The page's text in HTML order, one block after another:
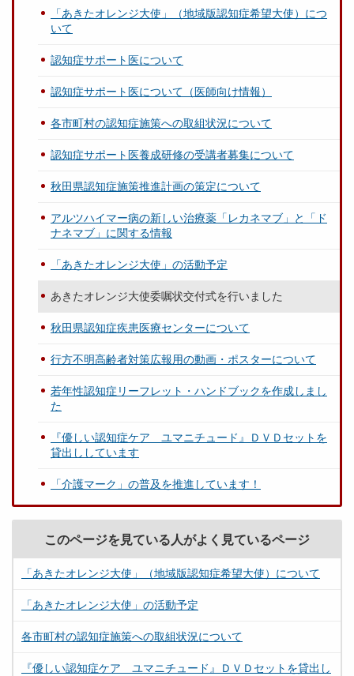
「あきたオレンジ大使」（地域版認知症希望大使）につ
いて
認知症サポート医について
認知症サポート医について（医師向け情報）
各市町村の認知症施策への取組状況について
認知症サポート医養成研修の受講者募集について
秋田県認知症施策推進計画の策定について
アルツハイマー病の新しい治療薬「レカネマブ」と「ド
ナネマブ」に関する情報
「あきたオレンジ大使」の活動予定
あきたオレンジ大使委嘱状交付式を行いました
秋田県認知症疾患医療センターについて
行方不明高齢者対策広報用の動画・ポスターについて
若年性認知症リーフレット・ハンドブックを作成しまし
た
『優しい認知症ケア ユマニチュード』ＤＶＤセットを
貸出ししています
「介護マーク」の普及を推進しています！
このページを見ている人がよく見ているページ
「あきたオレンジ大使」（地域版認知症希望大使）について
「あきたオレンジ大使」の活動予定
各市町村の認知症施策への取組状況について
『優しい認知症ケア ユマニチュード』ＤＶＤセットを貸出し